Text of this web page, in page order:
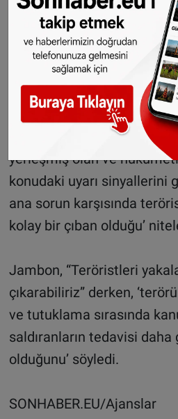
göstermek istiyor. Bu
entegrasyon politikamızla
‘TERÖRİSTLER ÇIBAN,
Jambon, ‘toplumun
hakimiyetindeki
yerleşmiş olan ve
konudaki uyarı sinyallerini
ana sorun karşısında
kolay bir çıban olduğu’
Jambon, “Teröristleri
çıkarabiliriz” derken,
ve tutuklama sırasında
saldıranların tedavisi
olduğunu’ söyledi.
SONHABER.EU/Ajanslar